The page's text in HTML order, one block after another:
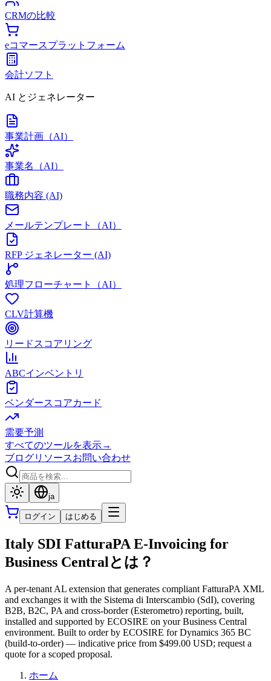
CRMの比較
eコマースプラットフォーム
会計ソフト
AI とジェネレーター
事業計画（AI）
事業名（AI）
職務内容 (AI)
メールテンプレート（AI）
RFP ジェネレーター (AI)
処理フローチャート（AI）
CLV計算機
リードスコアリング
ABCインベントリ
ベンダースコアカード
需要予測
すべてのツールを表示→
ブログリソースお問い合わせ
ja
ログイン はじめる
Italy SDI FatturaPA E-Invoicing for
Business Centralとは？
A per-tenant AL extension that generates compliant FatturaPA XML
and exchanges it with the Sistema di Interscambio (SdI), covering
B2B, B2C, PA and cross-border (Esterometro) reporting, built,
installed and supported by ECOSIRE on your Business Central
environment. Built to order by ECOSIRE for Dynamics 365 BC
(build-to-order) — indicative price from $499.00 USD; request a
quote for a scoped proposal.
ホーム